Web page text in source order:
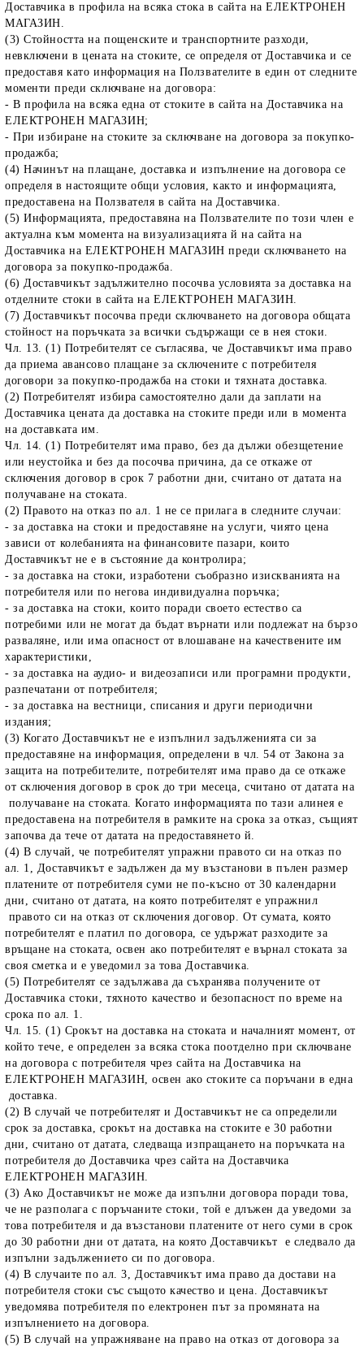
Доставчика в профила на всяка стока в сайта на ЕЛЕКТРОНЕН
МАГАЗИН.
(3) Стойността на пощенските и транспортните разходи,
невключени в цената на стоките, се определя от Доставчика и се
предоставя като информация на Ползвателите в един от следните
моменти преди сключване на договора:
- В профила на всяка една от стоките в сайта на Доставчика на
ЕЛЕКТРОНЕН МАГАЗИН;
- При избиране на стоките за сключване на договора за покупко-
продажба;
(4) Начинът на плащане, доставка и изпълнение на договора се
определя в настоящите общи условия, както и информацията,
предоставена на Ползвателя в сайта на Доставчика.
(5) Информацията, предоставяна на Ползвателите по този член е
актуална към момента на визуализацията й на сайта на
Доставчика на ЕЛЕКТРОНЕН МАГАЗИН преди сключването на
договора за покупко-продажба.
(6) Доставчикът задължително посочва условията за доставка на
отделните стоки в сайта на ЕЛЕКТРОНЕН МАГАЗИН.
(7) Доставчикът посочва преди сключването на договора общата
стойност на поръчката за всички съдържащи се в нея стоки.
Чл. 13. (1) Потребителят се съгласява, че Доставчикът има право
да приема авансово плащане за сключените с потребителя
договори за покупко-продажба на стоки и тяхната доставка.
(2) Потребителят избира самостоятелно дали да заплати на
Доставчика цената да доставка на стоките преди или в момента
на доставката им.
Чл. 14. (1) Потребителят има право, без да дължи обезщетение
или неустойка и без да посочва причина, да се откаже от
сключения договор в срок 7 работни дни, считано от датата на
получаване на стоката.
(2) Правото на отказ по ал. 1 не се прилага в следните случаи:
- за доставка на стоки и предоставяне на услуги, чиято цена
зависи от колебанията на финансовите пазари, които
Доставчикът не е в състояние да контролира;
- за доставка на стоки, изработени съобразно изискванията на
потребителя или по негова индивидуална поръчка;
- за доставка на стоки, които поради своето естество са
потребими или не могат да бъдат върнати или подлежат на бързо
разваляне, или има опасност от влошаване на качествените им
характеристики,
- за доставка на аудио- и видеозаписи или програмни продукти,
разпечатани от потребителя;
- за доставка на вестници, списания и други периодични
издания;
(3) Когато Доставчикът не е изпълнил задълженията си за
предоставяне на информация, определени в чл. 54 от Закона за
защита на потребителите, потребителят има право да се откаже
от сключения договор в срок до три месеца, считано от датата на
получаване на стоката. Когато информацията по тази алинея е
предоставена на потребителя в рамките на срока за отказ, същият
започва да тече от датата на предоставянето й.
(4) В случай, че потребителят упражни правото си на отказ по
ал. 1, Доставчикът е задължен да му възстанови в пълен размер
платените от потребителя суми не по-късно от 30 календарни
дни, считано от датата, на която потребителят е упражнил
правото си на отказ от сключения договор. От сумата, която
потребителят е платил по договора, се удържат разходите за
връщане на стоката, освен ако потребителят е върнал стоката за
своя сметка и е уведомил за това Доставчика.
(5) Потребителят се задължава да съхранява получените от
Доставчика стоки, тяхното качество и безопасност по време на
срока по ал. 1.
Чл. 15. (1) Срокът на доставка на стоката и началният момент, от
който тече, е определен за всяка стока поотделно при сключване
на договора с потребителя чрез сайта на Доставчика на
ЕЛЕКТРОНЕН МАГАЗИН, освен ако стоките са поръчани в една
доставка.
(2) В случай че потребителят и Доставчикът не са определили
срок за доставка, срокът на доставка на стоките е 30 работни
дни, считано от датата, следваща изпращането на поръчката на
потребителя до Доставчика чрез сайта на Доставчика
ЕЛЕКТРОНЕН МАГАЗИН.
(3) Ако Доставчикът не може да изпълни договора поради това,
че не разполага с поръчаните стоки, той е длъжен да уведоми за
това потребителя и да възстанови платените от него суми в срок
до 30 работни дни от датата, на която Доставчикът е следвало да
изпълни задължението си по договора.
(4) В случаите по ал. 3, Доставчикът има право да достави на
потребителя стоки със същото качество и цена. Доставчикът
уведомява потребителя по електронен път за промяната на
изпълнението на договора.
(5) В случай на упражняване на право на отказ от договора за